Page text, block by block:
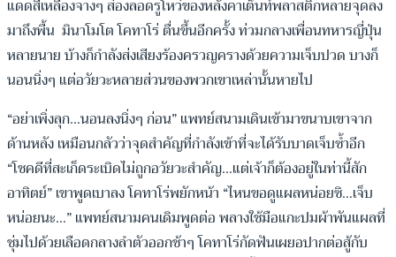
แดดสีเหลืองจางๆ ส่องลอดรูโหว่ของหลังคาเต็นท์พลาสติกหลายจุดลง
มาถึงพื้น มินาโมโต โคทาโร่ ตื่นขึ้นอีกครั้ง ท่วมกลางเพื่อนทหารญี่ปุ่น
หลายนาย บ้างก็กำลังส่งเสียงร้องครวญครางด้วยความเจ็บปวด บางก็
นอนนิ่งๆ แต่อวัยวะหลายส่วนของพวกเขาเหล่านั้นหายไป
“อย่าเพิ่งลุก…นอนลงนิ่งๆ ก่อน” แพทย์สนามเดินเข้ามาขนาบเขาจาก
ด้านหลัง เหมือนกลัวว่าจุดสำคัญที่กำลังเข้าที่จะได้รับบาดเจ็บซ้ำอีก
“โชคดีที่สะเก็ดระเบิดไม่ถูกอวัยวะสำคัญ…แต่เจ้าก็ต้องอยู่ในท่านี้สัก
อาทิตย์” เขาพูดเบาลง โคทาโร่พยักหน้า “ไหนขอดูแผลหน่อยซิ…เจ็บ
หน่อยนะ…” แพทย์สนามคนเดิมพูดต่อ พลางใช้มือแกะปมผ้าพันแผลที่
ชุ่มไปด้วยเลือดกลางลำตัวออกช้าๆ โคทาโร่กัดฟันเผยอปากต่อสู้กับ